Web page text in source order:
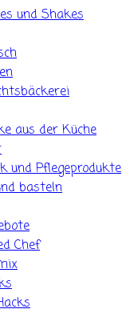
und Shakes
aus der Küche
und Pflegeprodukte
basteln
Chef